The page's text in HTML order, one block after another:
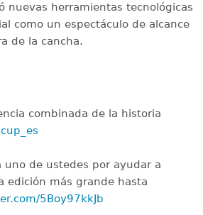
nuevas herramientas tecnológicas
como un espectáculo de alcance
de la cancha.
combinada de la historia
uno de ustedes por ayudar a
edición más grande hasta
5Boy97kkJb